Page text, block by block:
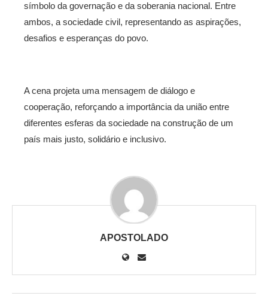
símbolo da governação e da soberania nacional. Entre
ambos, a sociedade civil, representando as aspirações,
desafios e esperanças do povo.
A cena projeta uma mensagem de diálogo e
cooperação, reforçando a importância da união entre
diferentes esferas da sociedade na construção de um
país mais justo, solidário e inclusivo.
APOSTOLADO